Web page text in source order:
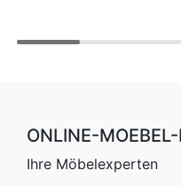
ONLINE-
Ihre Möbelexperten